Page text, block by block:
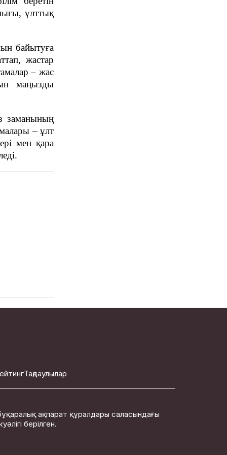
ұлттық
байытуға
жастар
– жас
маңызды
заманының
– ұлт
мен қара
Таңдаулылар
ақпарат құралдары саласындағы
берілген.